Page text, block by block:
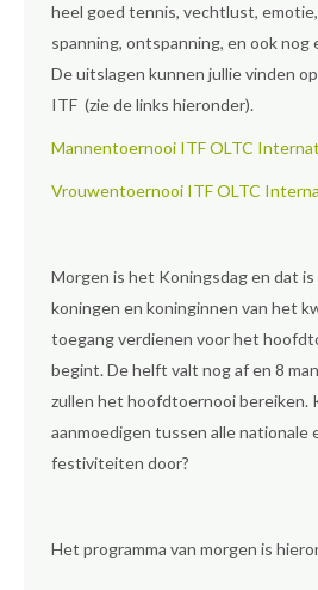
heel goed tennis, vechtlust,
spanning, ontspanning, en ook nog
De uitslagen kunnen jullie vinden
ITF (zie de links hieronder).
Mannentoernooi ITF OLTC
Vrouwentoernooi ITF OLTC
Morgen is het Koningsdag en dat
koningen en koninginnen van het
toegang verdienen voor het
begint. De helft valt nog af en 8
zullen het hoofdtoernooi bereiken.
aanmoedigen tussen alle nationale
festiviteiten door?
Het programma van morgen is